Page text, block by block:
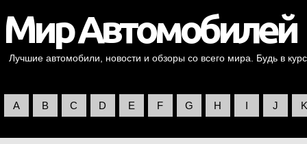
Лучшие автомобили, новости и обзоры со всего мира. Будь в
A B C D E F G H I J K